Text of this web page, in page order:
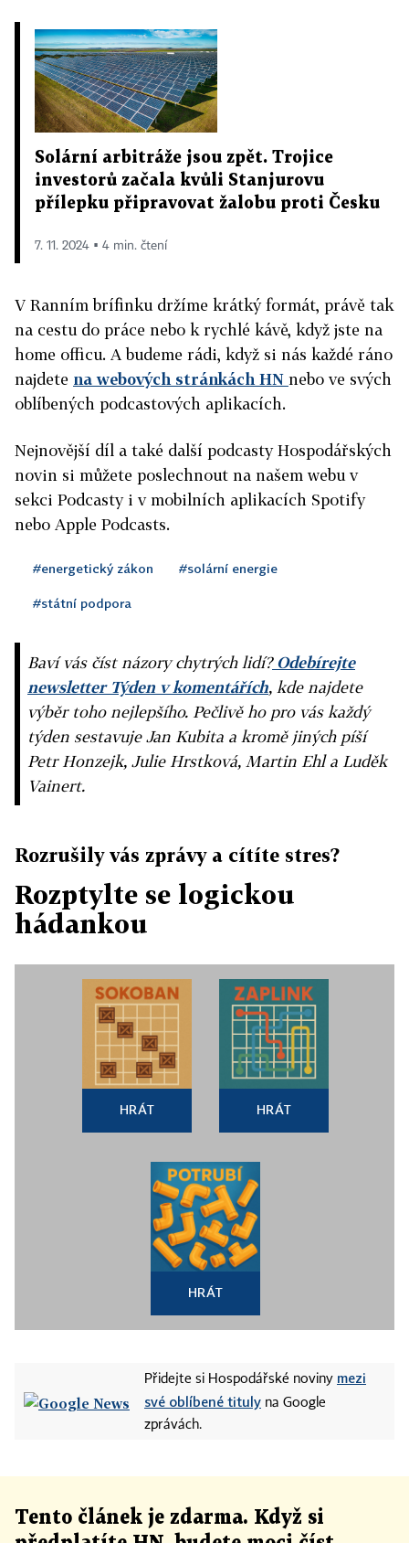
Solární arbitráže jsou zpět. Trojice
investorů začala kvůli Stanjurovu
přílepku připravovat žalobu proti Česku
7. 11. 2024 ▪ 4 min. čtení
V Ranním brífinku držíme krátký formát, právě tak
na cestu do práce nebo k rychlé kávě, když jste na
home officu. A budeme rádi, když si nás každé ráno
najdete na webových stránkách HN nebo ve svých
oblíbených podcastových aplikacích.
Nejnovější díl a také další podcasty Hospodářských
novin si můžete poslechnout na našem webu v
sekci Podcasty i v mobilních aplikacích Spotify
nebo Apple Podcasts.
#energetický zákon #solární energie
#státní podpora
Baví vás číst názory chytrých lidí?Odebírejte
newsletter Týden v komentářích, kde najdete
výběr toho nejlepšího. Pečlivě ho pro vás každý
týden sestavuje Jan Kubita a kromě jiných píší
Petr Honzejk, Julie Hrstková, Martin Ehl a Luděk
Vainert.
Rozrušily vás zprávy a cítíte stres?
Rozptylte se logickou
hádankou
HRÁT HRÁT
HRÁT
Přidejte si Hospodářské noviny mezi
své oblíbené tituly na Google
zprávách.
Tento článek je zdarma. Když si